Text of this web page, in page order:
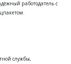
работодатель с
службы,